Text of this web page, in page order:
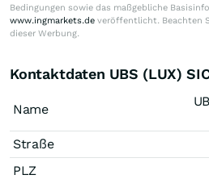
Bedingungen sowie das maßgebliche
www.ingmarkets.de veröffentlicht. Beachten
dieser Werbung.
Kontaktdaten UBS (LUX)
Name
Straße
PLZ